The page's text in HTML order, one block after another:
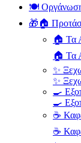
🍽️ Οργάνωση
🎁🏠
🏠 Τα
🏠 Τα
✨
✨
🍳
🍳
☕
☕